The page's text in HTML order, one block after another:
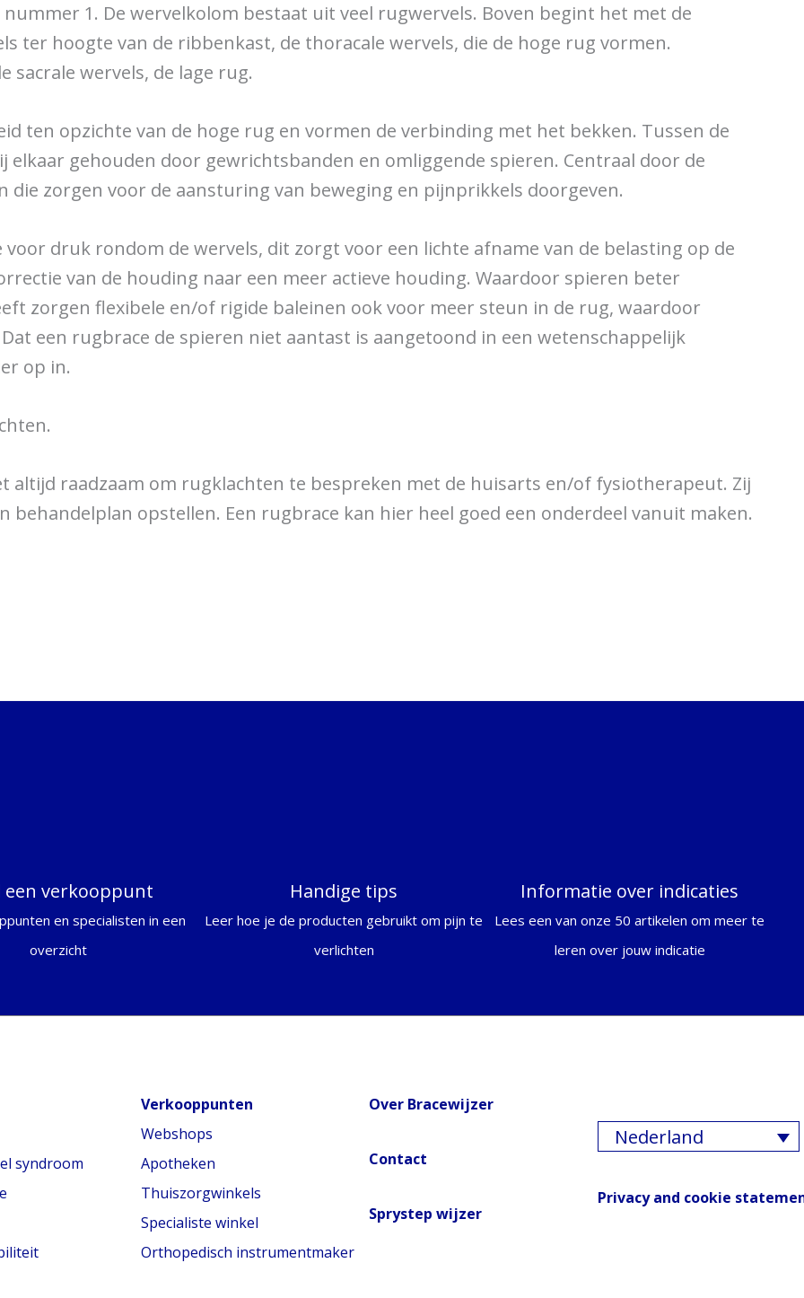
1. De wervelkolom bestaat uit veel rugwervels. Boven begint het met de
ter hoogte van de ribbenkast, de thoracale wervels, die de hoge rug vormen.
sacrale wervels, de lage rug.
ten opzichte van de hoge rug en vormen de verbinding met het bekken. Tussen de
gehouden door gewrichtsbanden en omliggende spieren. Centraal door de
zorgen voor de aansturing van beweging en pijnprikkels doorgeven.
druk rondom de wervels, dit zorgt voor een lichte afname van de belasting op de
van de houding naar een meer actieve houding. Waardoor spieren beter
zorgen flexibele en/of rigide baleinen ook voor meer steun in de rug, waardoor
een rugbrace de spieren niet aantast is aangetoond in een wetenschappelijk
op in.
altijd raadzaam om rugklachten te bespreken met de huisarts en/of fysiotherapeut. Zij
behandelplan opstellen. Een rugbrace kan hier heel goed een onderdeel vanuit maken.
een verkooppunt
en specialisten in een
overzicht
Handige tips
Leer hoe je de producten gebruikt om pijn te
verlichten
Informatie over indicaties
Lees een van onze 50 artikelen om meer te
leren over jouw indicatie
syndroom
Verkooppunten
Webshops
Apotheken
Thuiszorgwinkels
Specialiste winkel
Orthopedisch instrumentmaker
Over Bracewijzer
Contact
Sprystep wijzer
Nederland
Privacy and cookie